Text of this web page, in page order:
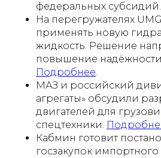
федеральных субсидий.
На перегружателях
применять новую
жидкость. Решение
повышение
Подробнее.
МАЗ и российский
агрегаты» обсудили
двигателей для
спецтехники.
Кабмин готовит
госзакупок